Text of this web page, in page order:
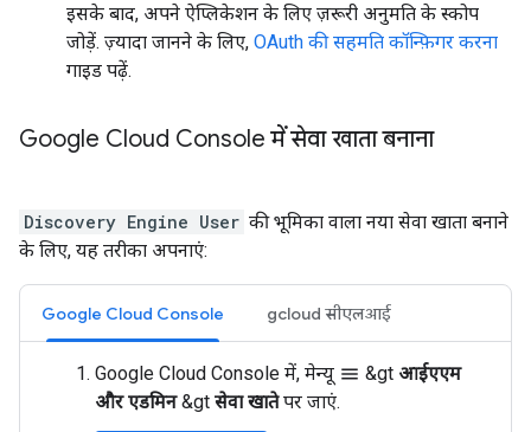
इसके बाद, अपने ऐप्लिकेशन के लिए ज़रूरी अनुमति के स्कोप
जोड़ें. ज़्यादा जानने के लिए, OAuth की सहमति कॉन्फ़िगर करना
गाइड पढ़ें.
Google Cloud Console में सेवा खाता बनाना
Discovery Engine User की भूमिका वाला नया सेवा खाता बनाने
के लिए, यह तरीका अपनाएं:
Google Cloud Console gcloud सीएलआई
Google Cloud Console में, मेन्यू menu &gt आईएएम
और एडमिन &gt सेवा खातेपर जाएं.